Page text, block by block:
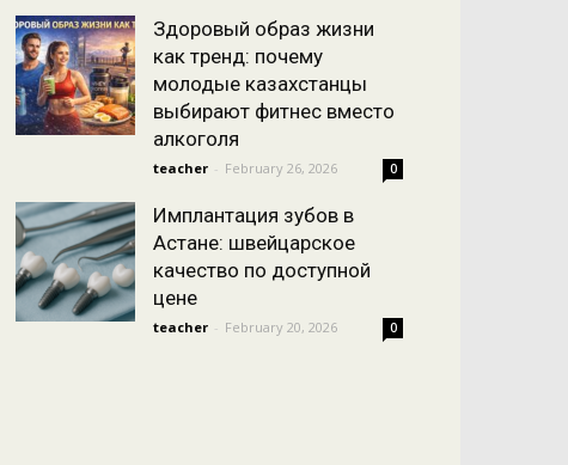
Здоровый образ жизни
как тренд: почему
молодые казахстанцы
выбирают фитнес вместо
алкоголя
teacher - February 26, 2026 0
Имплантация зубов в
Астане: швейцарское
качество по доступной
цене
teacher - February 20, 2026 0